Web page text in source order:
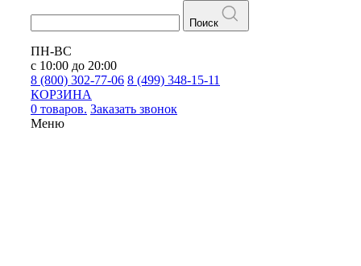
Поиск
ПН-ВС
с 10:00 до 20:00
8 (800) 302-77-06 8 (499) 348-15-11
КОРЗИНА
0 товаров. Заказать звонок
Меню